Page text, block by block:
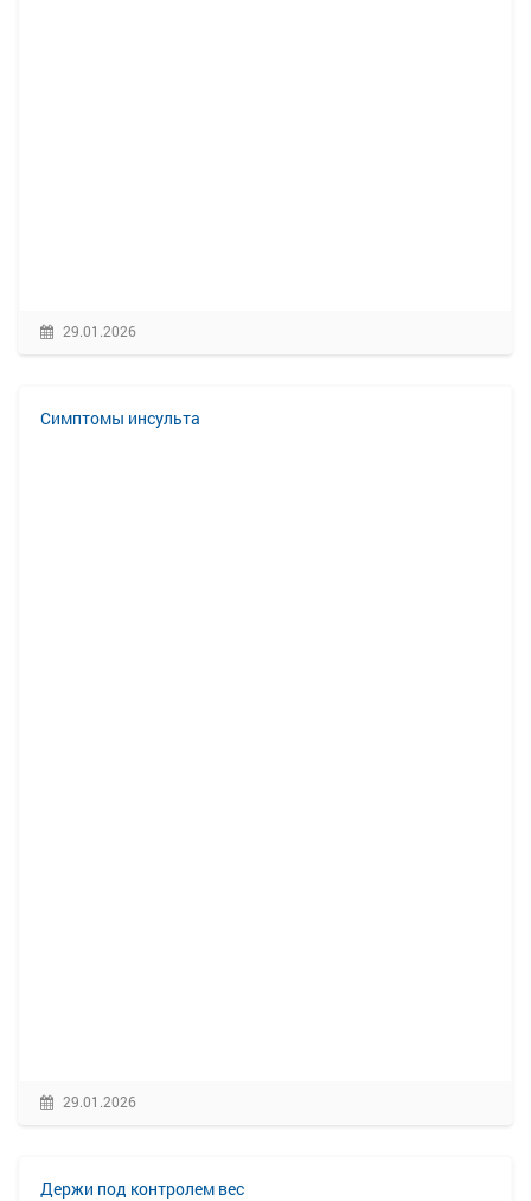
29.01.2026
Симптомы инсульта
29.01.2026
Держи под контролем вес